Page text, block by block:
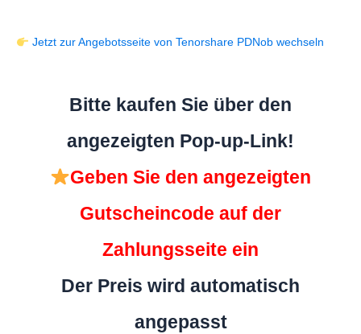
Jetzt zur Angebotsseite von Tenorshare PDNob wechseln
Bitte kaufen Sie über den
angezeigten Pop-up-Link!
Geben Sie den angezeigten
Gutscheincode auf der
Zahlungsseite ein
Der Preis wird automatisch
angepasst